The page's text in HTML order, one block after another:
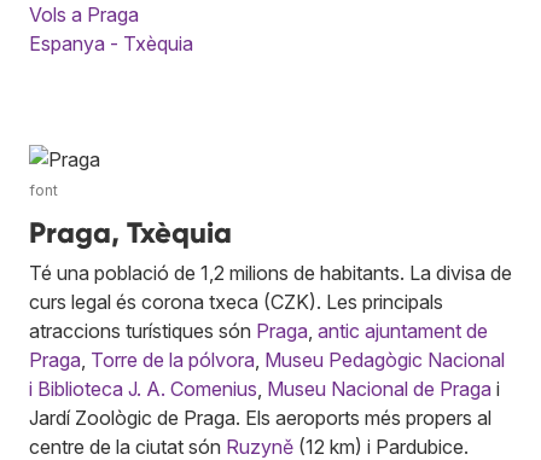
Vols a Praga
Espanya - Txèquia
font
Praga, Txèquia
Té una població de 1,2 milions de habitants. La divisa de
curs legal és corona txeca (CZK). Les principals
atraccions turístiques són Praga antic ajuntament de
Praga Torre de la pólvora Museu Pedagògic Nacional
i Biblioteca J. A. Comenius Museu Nacional de Praga i
Jardí Zoològic de Praga. Els aeroports més propers al
centre de la ciutat són Ruzyně (12 km) i Pardubice.